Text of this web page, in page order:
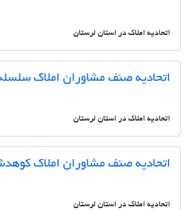
اتحادیه املاک در استان لرستان
اتحادیه صنف مشاوران املاک
اتحادیه املاک در استان لرستان
اتحادیه صنف مشاوران املاک
اتحادیه املاک در استان لرستان